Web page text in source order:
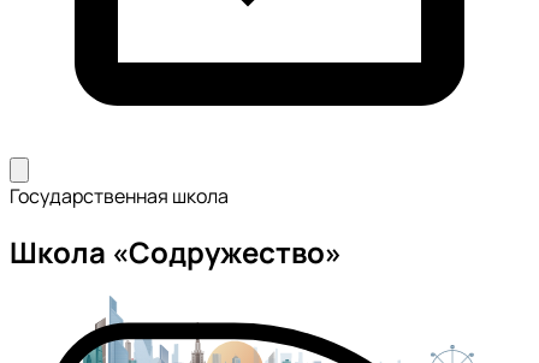
Государственная школа
Школа «Содружество»